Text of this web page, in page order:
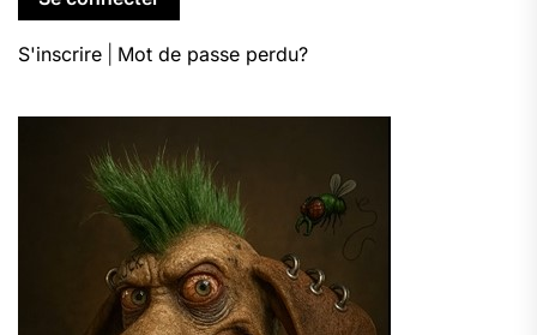
S'inscrire Mot de passe perdu?